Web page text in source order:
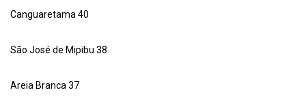
Canguaretama 40
São José de Mipibu 38
Areia Branca 37